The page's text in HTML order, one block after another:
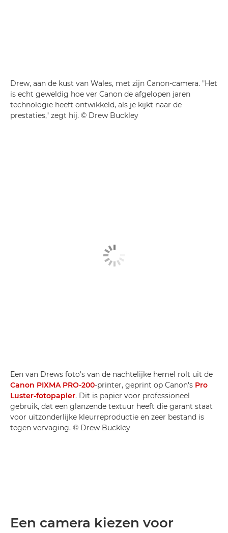
Drew, aan de kust van Wales, met zijn Canon-camera. "Het
is echt geweldig hoe ver Canon de afgelopen jaren
technologie heeft ontwikkeld, als je kijkt naar de
prestaties," zegt hij. © Drew Buckley
Een van Drews foto's van de nachtelijke hemel rolt uit de
Canon PIXMA PRO-200-printer, geprint op Canon's Pro
Luster-fotopapier. Dit is papier voor professioneel
gebruik, dat een glanzende textuur heeft die garant staat
voor uitzonderlijke kleurreproductie en zeer bestand is
tegen vervaging. © Drew Buckley
Een camera kiezen voor